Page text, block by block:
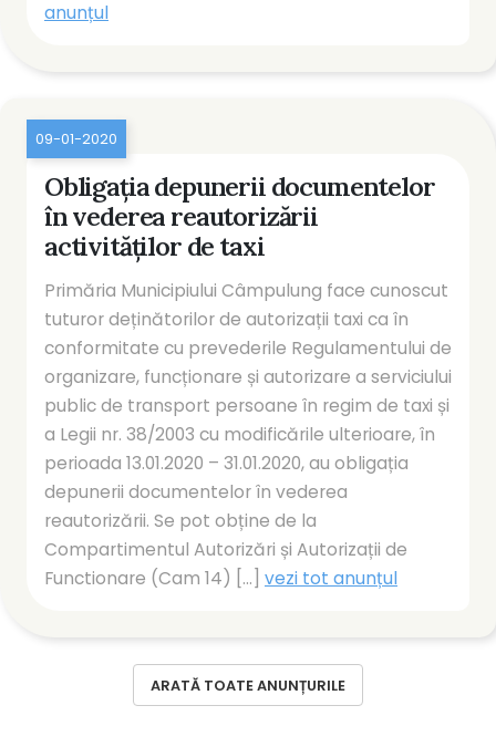
anunțul
09-01-2020
Obligația depunerii documentelor
în vederea reautorizării
activităților de taxi
Primăria Municipiului Câmpulung face cunoscut
tuturor deținătorilor de autorizații taxi ca în
conformitate cu prevederile Regulamentului de
organizare, funcționare și autorizare a serviciului
public de transport persoane în regim de taxi și
a Legii nr. 38/2003 cu modificările ulterioare, în
perioada 13.01.2020 – 31.01.2020, au obligația
depunerii documentelor în vederea
reautorizării. Se pot obține de la
Compartimentul Autorizări și Autorizații de
Functionare (Cam 14) [...] vezi tot anunțul
ARATĂ TOATE ANUNȚURILE